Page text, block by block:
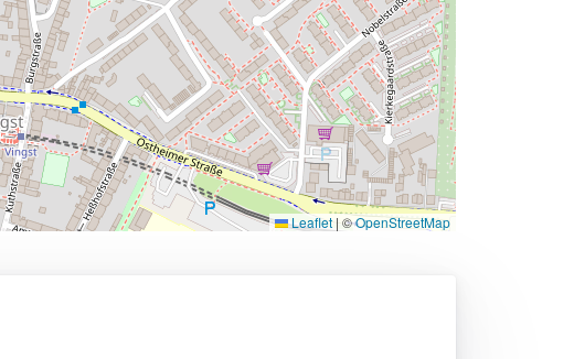
Leaflet |©OpenStreetMap